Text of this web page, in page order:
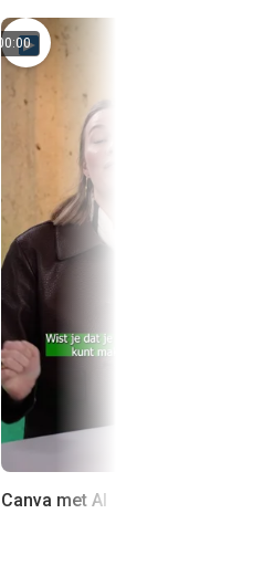
00:00
Canva met AI